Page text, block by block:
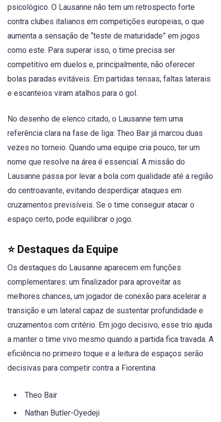
psicológico. O Lausanne não tem um retrospecto forte
contra clubes italianos em competições europeias, o que
aumenta a sensação de “teste de maturidade” em jogos
como este. Para superar isso, o time precisa ser
competitivo em duelos e, principalmente, não oferecer
bolas paradas evitáveis. Em partidas tensas, faltas laterais
e escanteios viram atalhos para o gol.
No desenho de elenco citado, o Lausanne tem uma
referência clara na fase de liga: Theo Bair já marcou duas
vezes no torneio. Quando uma equipe cria pouco, ter um
nome que resolve na área é essencial. A missão do
Lausanne passa por levar a bola com qualidade até a região
do centroavante, evitando desperdiçar ataques em
cruzamentos previsíveis. Se o time conseguir atacar o
espaço certo, pode equilibrar o jogo.
⭐ Destaques da Equipe
Os destaques do Lausanne aparecem em funções
complementares: um finalizador para aproveitar as
melhores chances, um jogador de conexão para acelerar a
transição e um lateral capaz de sustentar profundidade e
cruzamentos com critério. Em jogo decisivo, esse trio ajuda
a manter o time vivo mesmo quando a partida fica travada. A
eficiência no primeiro toque e a leitura de espaços serão
decisivas para competir contra a Fiorentina.
Theo Bair
Nathan Butler-Oyedeji